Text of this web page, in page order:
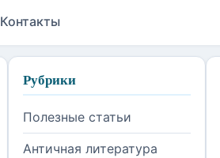
Контакты
Рубрики
Полезные статьи
Античная литература